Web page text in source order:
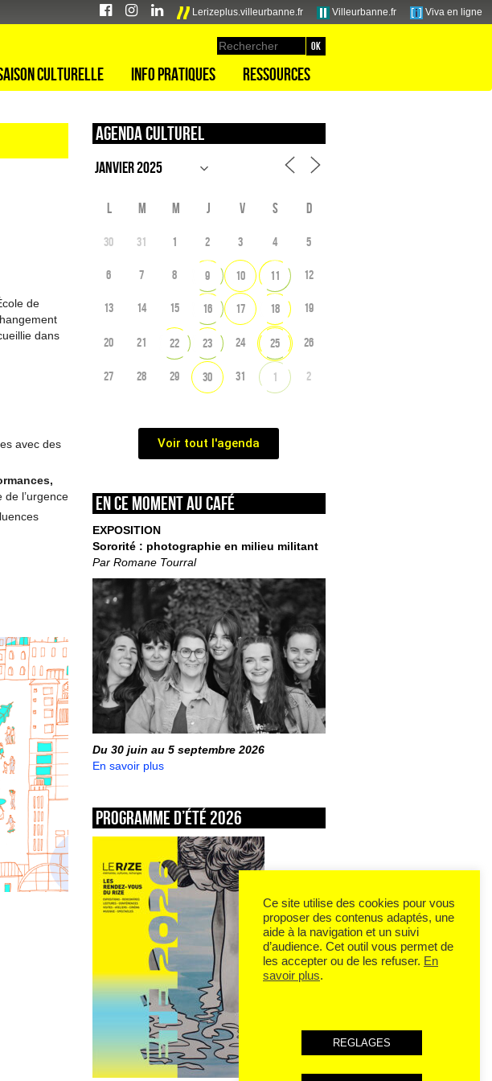
Lerizeplus.villeurbanne.fr Villeurbanne.fr Viva en ligne
culturelle Info pratiques Ressources
de
dans
avec des
l’urgence
Agenda culturel
L M M J V S D
30 31 1 2 3 4 5
6 7 8 9 10 11 12
13 14 15 16 17 18 19
20 21 22 23 24 25 26
27 28 29 30 31 1 2
Voir tout l'agenda
En ce moment au café
EXPOSITION
Sororité : photographie en milieu militant
Par Romane Tourral
Du 30 juin au 5 septembre 2026
En savoir plus
Programme d’été 2026
Ce site utilise des cookies pour vous
proposer des contenus adaptés, une
aide à la navigation et un suivi
d’audience. Cet outil vous permet de
les accepter ou de les refuser. En
savoir plus.
REGLAGES